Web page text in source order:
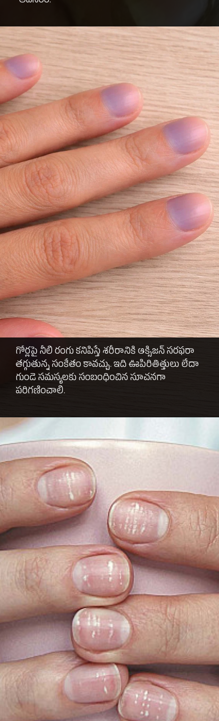
గోర్లపై నీలి రంగు కనిపిస్తే శరీరానికి ఆక్సిజన్ సరఫరా
తగ్గుతున్న సంకేతం కావచ్చు. ఇది ఊపిరితిత్తులు లేదా
గుండె సమస్యలకు సంబంధించిన సూచనగా
పరిగణించాలి.